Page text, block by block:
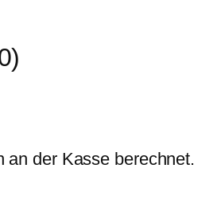
an der Kasse berechnet.